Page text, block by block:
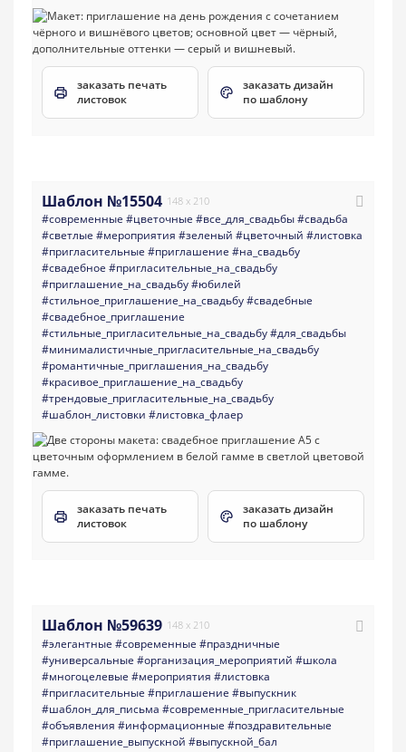
заказать печать
листовок
заказать дизайн
по шаблону
Шаблон №15504 148 x 210
#современные #цветочные #все_для_свадьбы#свадьба
#светлые #мероприятия #зеленый #цветочный #листовка
#пригласительные #приглашение #на_свадьбу
#свадебное #пригласительные_на_свадьбу
#приглашение_на_свадьбу#юбилей
#стильное_приглашение_на_свадьбу#свадебные
#свадебное_приглашение
#стильные_пригласительные_на_свадьбу#для_свадьбы
#минималистичные_пригласительные_на_свадьбу
#романтичные_приглашения_на_свадьбу
#красивое_приглашение_на_свадьбу
#трендовые_пригласительные_на_свадьбу
#шаблон_листовки #листовка_флаер
заказать печать
листовок
заказать дизайн
по шаблону
Шаблон №59639 148 x 210
#элегантные #современные #праздничные
#универсальные #организация_мероприятий #школа
#многоцелевые #мероприятия #листовка
#пригласительные #приглашение #выпускник
#шаблон_для_письма #современные_пригласительные
#объявления #информационные #поздравительные
#приглашение_выпускной #выпускной_бал